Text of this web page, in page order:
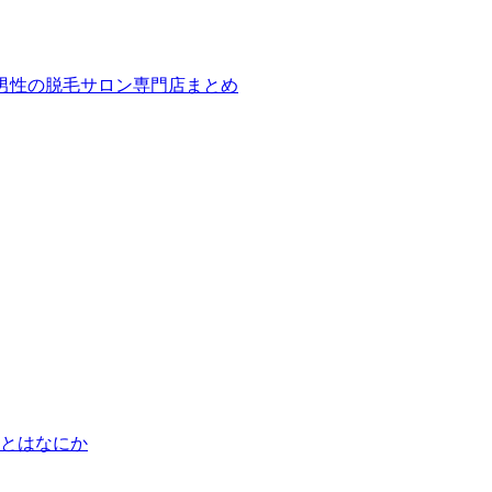
性の脱毛サロン専門店まとめ
はなにか